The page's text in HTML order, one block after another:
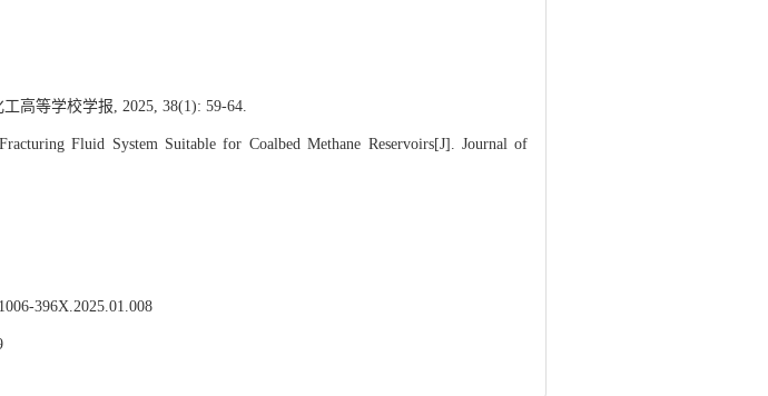
高等学校学报, 2025, 38(1): 59-64.
Fluid System Suitable for Coalbed Methane Reservoirs[J]. Journal of
396X.2025.01.008